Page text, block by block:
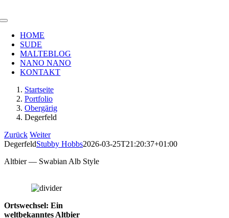
Inhalt
Toggle
Navigation
HOME
SUDE
MALTEBLOG
NANO NANO
KONTAKT
Startseite
Portfolio
Obergärig
Degerfeld
Zurück Weiter
DegerfeldStubby Hobbs2026-03-25T21:20:37+01:00
Altbier — Swabian Alb Style
Ortswechsel: Ein
weltbekanntes Altbier